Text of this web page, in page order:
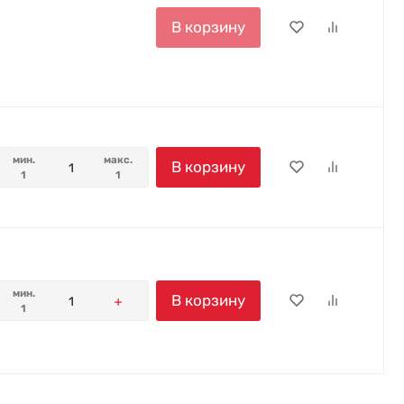
В корзину
мин.
1
макс.
1
В корзину
мин.
1
В корзину